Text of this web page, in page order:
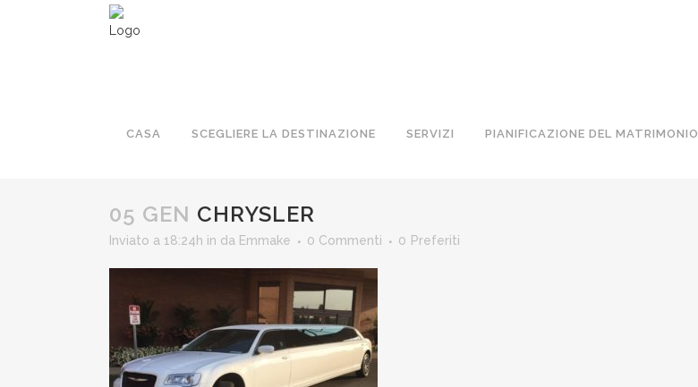
CASA SCEGLIERE LA DESTINAZIONE SERVIZI PIANIFICAZIONE DEL MATRIMONIO
05 GEN CHRYSLER
Inviato a 18:24h in da Emmake 0 Commenti 0 Preferiti